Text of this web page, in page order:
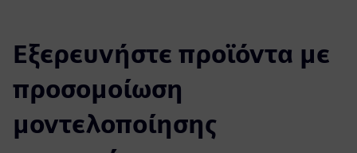
Εξερευνήστε προϊόντα με
προσομοίωση
μοντελοποίησης